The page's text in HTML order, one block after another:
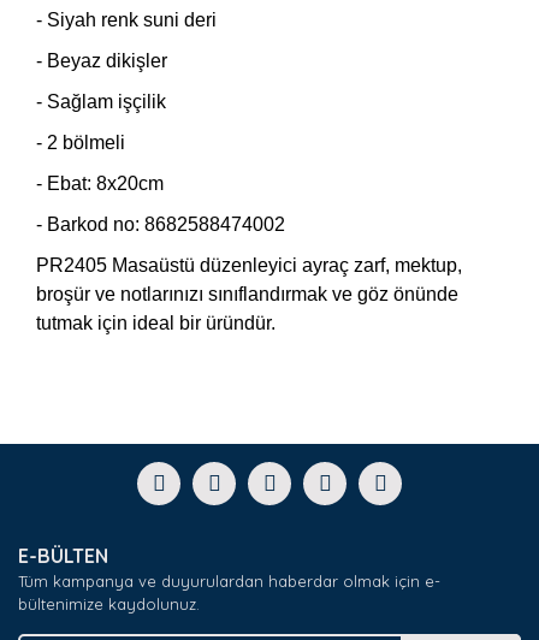
- Siyah renk suni deri
- Beyaz dikişler
- Sağlam işçilik
- 2 bölmeli
- Ebat: 8x20cm
- Barkod no: 8682588474002
PR2405 Masaüstü düzenleyici ayraç zarf, mektup,
broşür ve notlarınızı sınıflandırmak ve göz önünde
tutmak için ideal bir üründür.
Yorum Yaz
formunu kullanarak tarafımıza iletebilirsiniz.
Görüş ve önerileriniz için teşekkür ederiz.
Ürün açıklamasında eksik bilgiler bulunuyor.
Ürün bilgilerinde hatalar bulunuyor.
Ürün fiyatı diğer sitelerden daha pahalı.
E-BÜLTEN
Tüm kampanya ve duyurulardan haberdar olmak için e-
bültenimize kaydolunuz.